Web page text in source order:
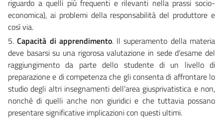
riguardo a quelli più frequenti e rilevanti nella prassi socio-
economica), ai problemi della responsabilità del produttore e
così via.
5.Capacità di apprendimento. Il superamento della materia
deve basarsi su una rigorosa valutazione in sede d’esame del
raggiungimento da parte dello studente di un livello di
preparazione e di competenza che gli consenta di affrontare lo
studio degli altri insegnamenti dell’area giusprivatistica e non,
nonché di quelli anche non giuridici e che tuttavia possano
presentare significative implicazioni con questi ultimi.